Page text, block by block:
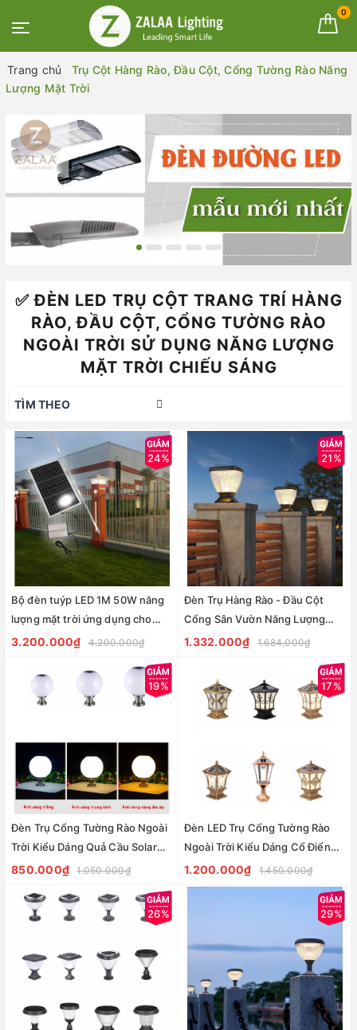
0
Trang chủ
Trụ Cột Hàng Rào, Đầu Cột, Cổng Tường Rào Năng
Lượng Mặt Trời
✅ ĐÈN LED TRỤ CỘT TRANG TRÍ HÀNG
RÀO, ĐẦU CỘT, CỔNG TƯỜNG RÀO
NGOÀI TRỜI SỬ DỤNG NĂNG LƯỢNG
MẶT TRỜI CHIẾU SÁNG
TÌM THEO
24%
Bộ đèn tuýp LED 1M 50W năng
lượng mặt trời ứng dụng cho
Đèn trụ cổng, tường rào
3.200.000₫ 4.200.000₫
21%
Đèn Trụ Hàng Rào - Đầu Cột
Cổng Sân Vườn Năng Lượng
Mặt Trời ZALAA ZG-ZTD1106
1.332.000₫ 1.684.000₫
19%
Đèn Trụ Cổng Tường Rào Ngoài
Trời Kiểu Dáng Quả Cầu Solar
Garden Lighting
850.000₫ 1.050.000₫
17%
Đèn LED Trụ Cổng Tường Rào
Ngoài Trời Kiểu Dáng Cổ Điển
Solar Garden Lighting
1.200.000₫ 1.450.000₫
26% 29%